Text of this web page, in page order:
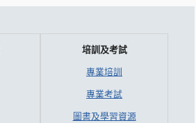
培訓及考試
專業培訓
專業考試
圖書及學習資源